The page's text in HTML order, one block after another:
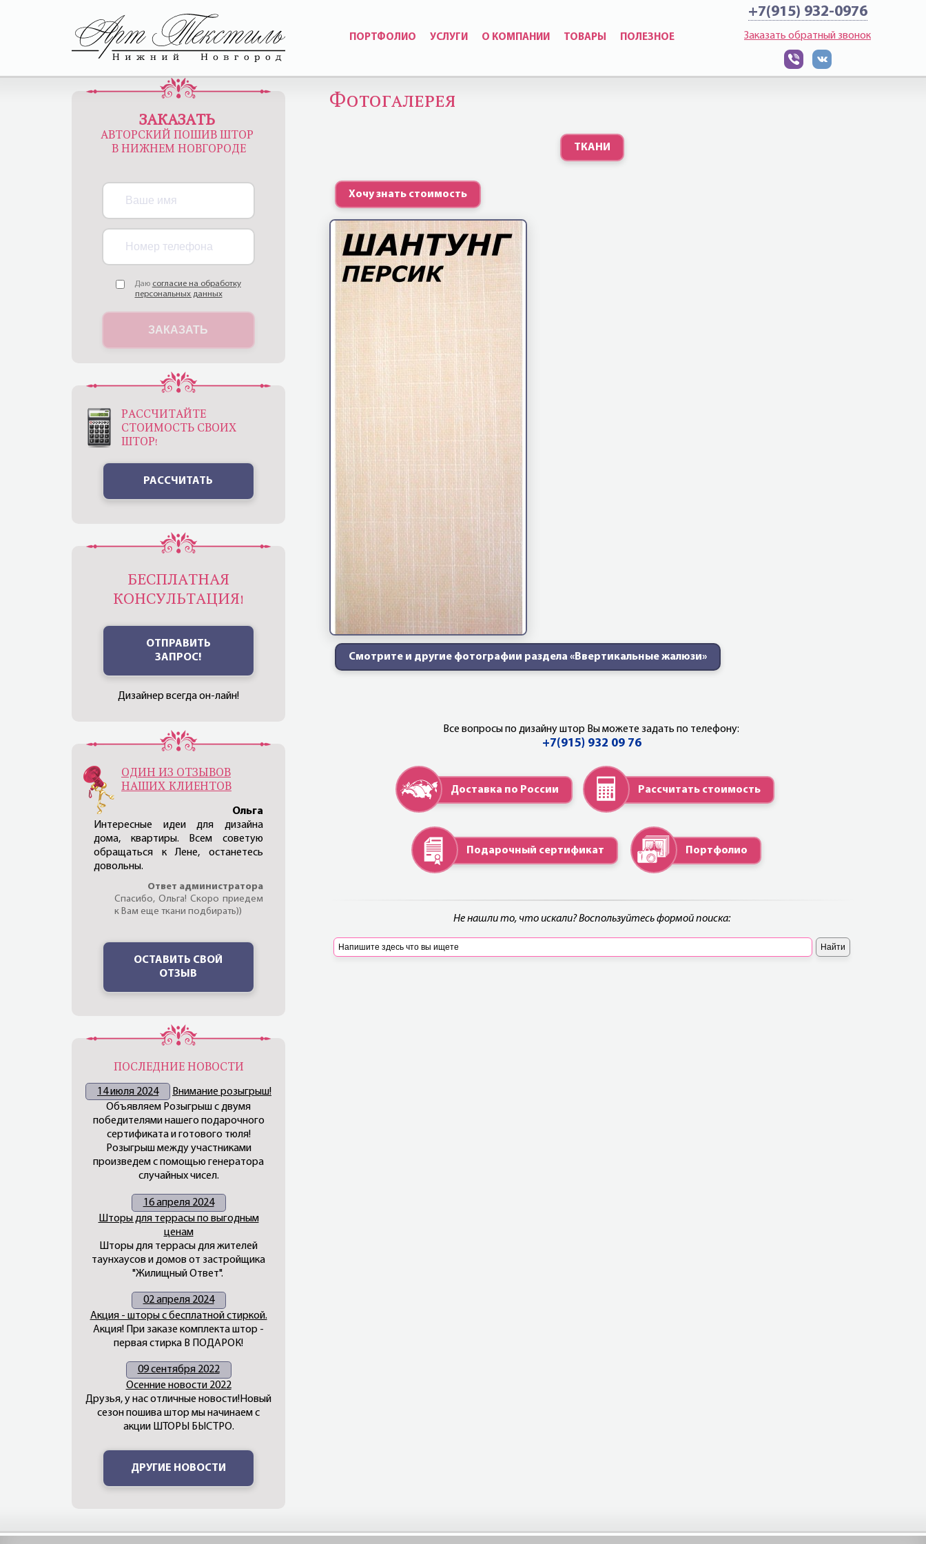
ПОРТФОЛИО УСЛУГИ О КОМПАНИИ ТОВАРЫ ПОЛЕЗНОЕ
+7(915) 932-0976
Заказать обратный звонок
Фотогалерея
ТКАНИ
Хочу знать стоимость
Смотрите и другие фотографии раздела «Ввертикальные жалюзи»
Все вопросы по дизайну штор Вы можете задать по телефону:
+7(915) 932 09 76
Доставка по России Рассчитать стоимость
Подарочный сертификат Портфолио
Не нашли то, что искали? Воспользуйтесь формой поиска:
ЗАКАЗАТЬ
АВТОРСКИЙ ПОШИВ ШТОР
В НИЖНЕМ НОВГОРОДЕ
Даю согласие на обработку
персональных данных
ЗАКАЗАТЬ
РАССЧИТАЙТЕ
СТОИМОСТЬ СВОИХ
ШТОР!
РАССЧИТАТЬ
БЕСПЛАТНАЯ
КОНСУЛЬТАЦИЯ!
ОТПРАВИТЬ
ЗАПРОС!
Дизайнер всегда он-лайн!
ОДИН ИЗ ОТЗЫВОВ
НАШИХ КЛИЕНТОВ
Ольга
Интересные идеи для дизайна
дома, квартиры. Всем советую
обращаться к Лене, останетесь
довольны.
Ответ администратора
Спасибо, Ольга! Скоро приедем
к Вам еще ткани подбирать))
ОСТАВИТЬ СВОЙ
ОТЗЫВ
ПОСЛЕДНИЕ НОВОСТИ
14 июля 2024
Внимание розыгрыш!
Объявляем Розыгрыш с двумя
победителями нашего подарочного
сертификата и готового тюля!
Розыгрыш между участниками
произведем с помощью генератора
случайных чисел.
16 апреля 2024
Шторы для террасы по выгодным
ценам
Шторы для террасы для жителей
таунхаусов и домов от застройщика
"Жилищный Ответ".
02 апреля 2024
Акция - шторы с бесплатной стиркой.
Акция! При заказе комплекта штор -
первая стирка В ПОДАРОК!
09 сентября 2022
Осенние новости 2022
Друзья, у нас отличные новости!Новый
сезон пошива штор мы начинаем с
акции ШТОРЫ БЫСТРО.
ДРУГИЕ НОВОСТИ